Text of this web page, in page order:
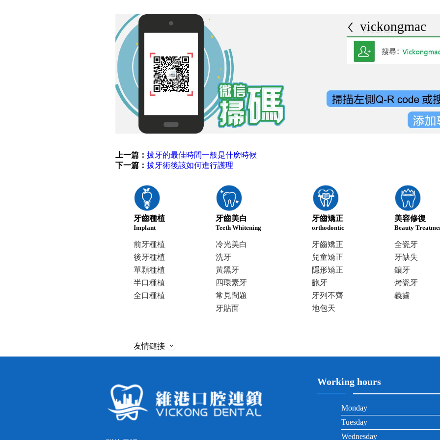
vickongmacau
上一篇：拔牙的最佳時間一般是什麽時候
下一篇：拔牙術後該如何進行護理
牙齒種植
Implant
前牙種植
後牙種植
單顆種植
半口種植
全口種植
牙齒美白
Teeth Whitening
冷光美白
洗牙
黃黑牙
四環素牙
常見問題
牙貼面
牙齒矯正
orthodontic
牙齒矯正
兒童矯正
隱形矯正
齙牙
牙列不齊
地包天
美容修復
Beauty
全瓷牙
牙缺失
鑲牙
烤瓷牙
義齒
友情鏈接
Working hours
Monday
Tuesday
Wednesday